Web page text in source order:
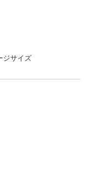
ジサイズ